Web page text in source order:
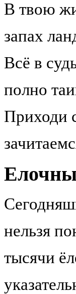
В твою
запах
Всё в
полно
Приходи
нельзя
тысячи